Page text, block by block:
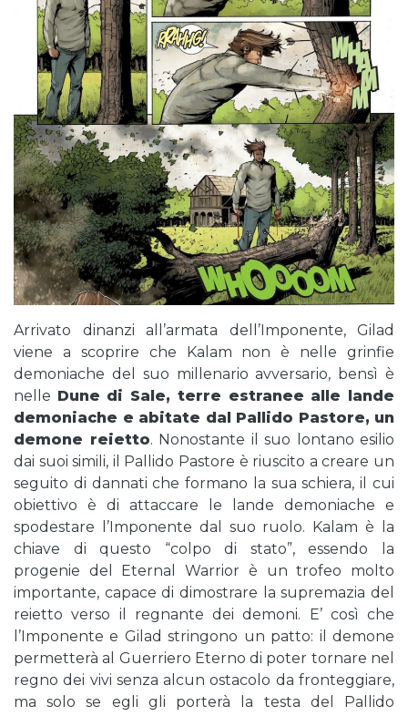
Arrivato dinanzi all’armata dell’Imponente, Gilad
viene a scoprire che Kalam non è nelle grinfie
demoniache del suo millenario avversario, bensì è
nelle Dune di Sale, terre estranee alle lande
demoniache e abitate dal Pallido Pastore, un
demone reietto. Nonostante il suo lontano esilio
dai suoi simili, il Pallido Pastore è riuscito a creare un
seguito di dannati che formano la sua schiera, il cui
obiettivo è di attaccare le lande demoniache e
spodestare l’Imponente dal suo ruolo. Kalam è la
chiave di questo “colpo di stato”, essendo la
progenie del Eternal Warrior è un trofeo molto
importante, capace di dimostrare la supremazia del
reietto verso il regnante dei demoni. E’ così che
l’Imponente e Gilad stringono un patto: il demone
permetterà al Guerriero Eterno di poter tornare nel
regno dei vivi senza alcun ostacolo da fronteggiare,
ma solo se egli gli porterà la testa del Pallido